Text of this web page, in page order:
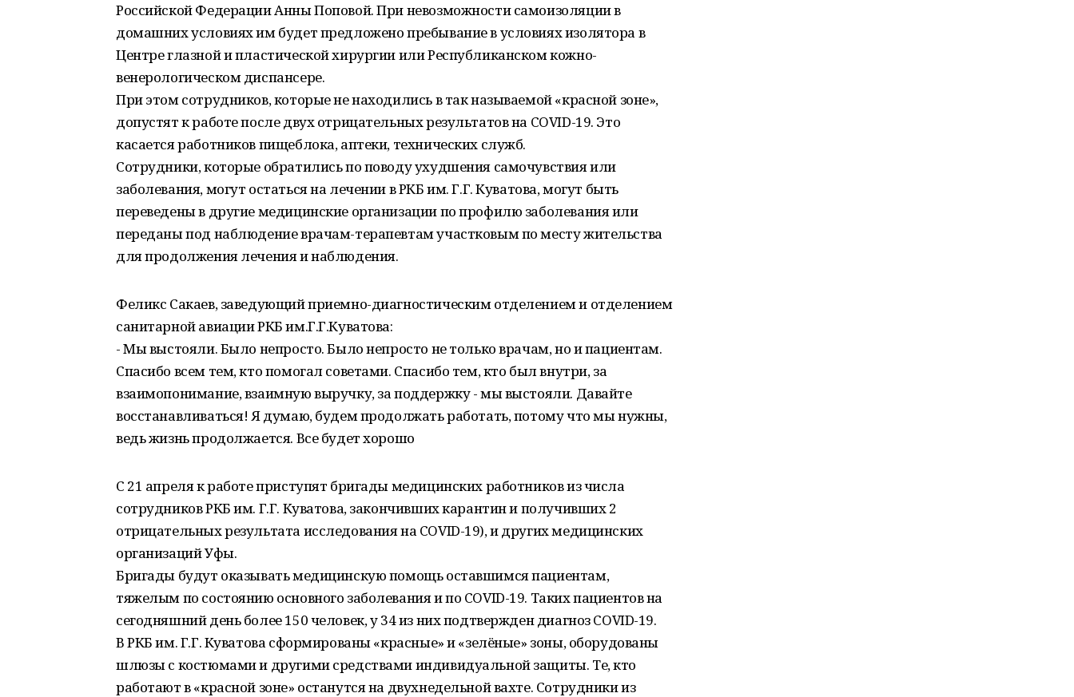
Российской Федерации Анны Поповой. При невозможности самоизоляции в
домашних условиях им будет предложено пребывание в условиях изолятора в
Центре глазной и пластической хирургии или Республиканском кожно-
венерологическом диспансере.
При этом сотрудников, которые не находились в так называемой «красной зоне»,
допустят к работе после двух отрицательных результатов на COVID-19. Это
касается работников пищеблока, аптеки, технических служб.
Сотрудники, которые обратились по поводу ухудшения самочувствия или
заболевания, могут остаться на лечении в РКБ им. Г.Г. Куватова, могут быть
переведены в другие медицинские организации по профилю заболевания или
переданы под наблюдение врачам-терапевтам участковым по месту жительства
для продолжения лечения и наблюдения.
Феликс Сакаев, заведующий приемно-диагностическим отделением и отделением
санитарной авиации РКБ им.Г.Г.Куватова:
- Мы выстояли. Было непросто. Было непросто не только врачам, но и пациентам.
Спасибо всем тем, кто помогал советами. Спасибо тем, кто был внутри, за
взаимопонимание, взаимную выручку, за поддержку - мы выстояли. Давайте
восстанавливаться! Я думаю, будем продолжать работать, потому что мы нужны,
ведь жизнь продолжается. Все будет хорошо
С 21 апреля к работе приступят бригады медицинских работников из числа
сотрудников РКБ им. Г.Г. Куватова, закончивших карантин и получивших 2
отрицательных результата исследования на COVID-19), и других медицинских
организаций Уфы.
Бригады будут оказывать медицинскую помощь оставшимся пациентам,
тяжелым по состоянию основного заболевания и по COVID-19. Таких пациентов на
сегодняшний день более 150 человек, у 34 из них подтвержден диагноз COVID-19.
В РКБ им. Г.Г. Куватова сформированы «красные» и «зелёные» зоны, оборудованы
шлюзы с костюмами и другими средствами индивидуальной защиты. Те, кто
работают в «красной зоне» останутся на двухнедельной вахте. Сотрудники из